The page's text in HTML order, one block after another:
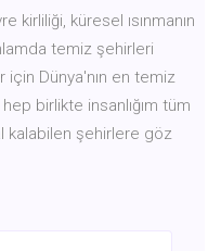
kirliliği, küresel ısınmanın
temiz şehirleri
için Dünya'nın en temiz
birlikte insanlığım tüm
kalabilen şehirlere göz